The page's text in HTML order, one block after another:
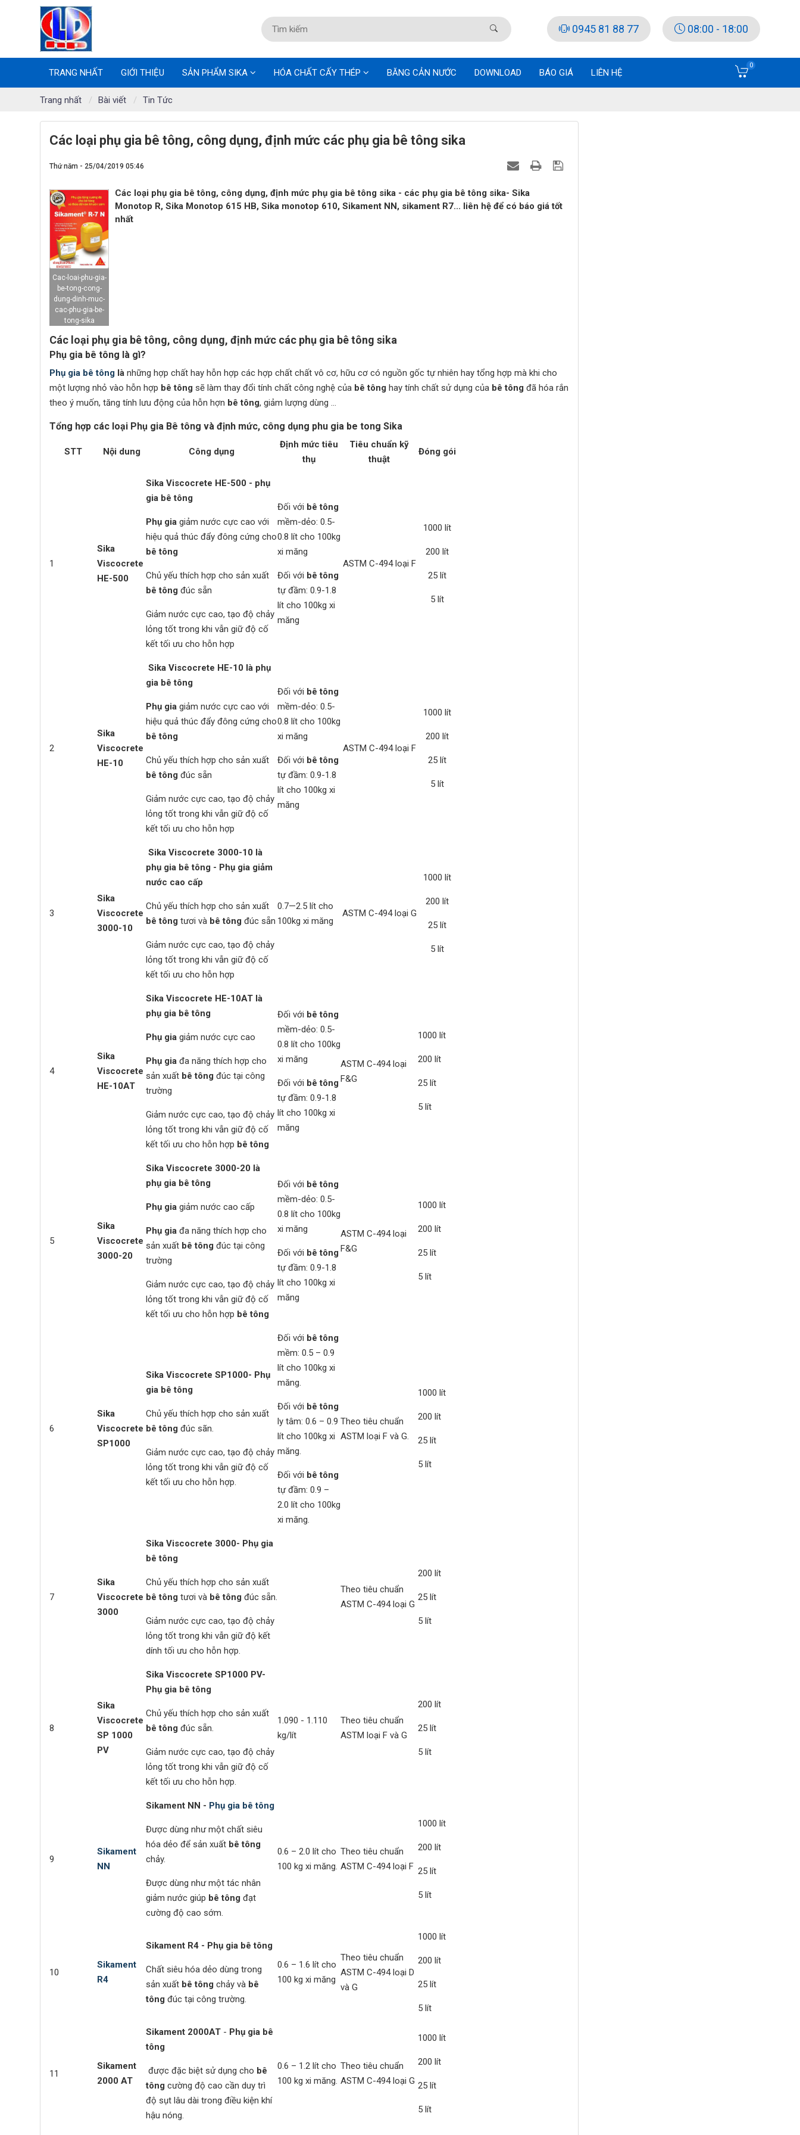
0945 81 88 77 08:00 - 18:00
TRANG NHẤT GIỚI THIỆU SẢN PHẨM SIKA HÓA CHẤT CẤY THÉP BĂNG CẢN NƯỚC DOWNLOAD BÁO GIÁ LIÊN HỆ
0
Trang nhất Bài viết Tin Tức
Các loại phụ gia bê tông, công dụng, định mức các phụ gia bê tông sika
Thứ năm - 25/04/2019 05:46
Cac-loai-phu-gia-
be-tong-cong-
dung-dinh-muc-
cac-phu-gia-be-
tong-sika
Các loại phụ gia bê tông, công dụng, định mức phụ gia bê tông sika - các phụ gia bê tông sika- Sika
Monotop R, Sika Monotop 615 HB, Sika monotop 610, Sikament NN, sikament R7... liên hệ để có báo giá tốt
nhất
Các loại phụ gia bê tông, công dụng, định mức các phụ gia bê tông sika
Phụ gia bê tông là gì?
Phụ gia bê tông là những hợp chất hay hỗn hợp các hợp chất chất vô cơ, hữu cơ có nguồn gốc tự nhiên hay tổng hợp mà khi cho
một lượng nhỏ vào hỗn hợp bê tông sẽ làm thay đổi tính chất công nghệ của bê tông hay tính chất sử dụng của bê tông đã hóa rắn
theo ý muốn, tăng tính lưu động của hỗn hợn bê tông, giảm lượng dùng ...
Tổng hợp các loại Phụ gia Bê tông và định mức, công dụng phu gia be tong Sika
STT Nội dung Công dụng
Định mức tiêu
thụ
Tiêu chuẩn kỹ
thuật
Đóng gói
1
Sika
Viscocrete
HE-500
Sika Viscocrete HE-500 - phụ
gia bê tông
Phụ gia giảm nước cực cao với
hiệu quả thúc đẩy đông cứng cho
bê tông
Chủ yếu thích hợp cho sản xuất
bê tông đúc sẵn
Giảm nước cực cao, tạo độ chảy
lỏng tốt trong khi vẫn giữ độ cố
kết tối ưu cho hỗn hợp
Đối với bê tông
mềm-dẻo: 0.5-
0.8 lít cho 100kg
xi măng
Đối với bê tông
tự đầm: 0.9-1.8
lít cho 100kg xi
măng
ASTM C-494 loại F
1000 lít
200 lít
25 lít
5 lít
2
Sika
Viscocrete
HE-10
Sika Viscocrete HE-10 là phụ
gia bê tông
Phụ gia giảm nước cực cao với
hiệu quả thúc đẩy đông cứng cho
bê tông
Chủ yếu thích hợp cho sản xuất
bê tông đúc sẵn
Giảm nước cực cao, tạo độ chảy
lỏng tốt trong khi vẫn giữ độ cố
kết tối ưu cho hỗn hợp
Đối với bê tông
mềm-dẻo: 0.5-
0.8 lít cho 100kg
xi măng
Đối với bê tông
tự đầm: 0.9-1.8
lít cho 100kg xi
măng
ASTM C-494 loại F
1000 lít
200 lít
25 lít
5 lít
3
Sika
Viscocrete
3000-10
Sika Viscocrete 3000-10 là
phụ gia bê tông - Phụ gia giảm
nước cao cấp
Chủ yếu thích hợp cho sản xuất
bê tông tươi và bê tông đúc sẵn
Giảm nước cực cao, tạo độ chảy
lỏng tốt trong khi vẫn giữ độ cố
kết tối ưu cho hỗn hợp
0.7—2.5 lít cho
100kg xi măng
ASTM C-494 loại G
1000 lít
200 lít
25 lít
5 lít
4
Sika
Viscocrete
HE-10AT
Sika Viscocrete HE-10AT là
phụ gia bê tông
Phụ gia giảm nước cực cao
Phụ gia đa năng thích hợp cho
sản xuất bê tông đúc tại công
trường
Giảm nước cực cao, tạo độ chảy
lỏng tốt trong khi vẫn giữ độ cố
kết tối ưu cho hỗn hợp bê tông
Đối với bê tông
mềm-dẻo: 0.5-
0.8 lít cho 100kg
xi măng
Đối với bê tông
tự đầm: 0.9-1.8
lít cho 100kg xi
măng
ASTM C-494 loại
F&G
1000 lít
200 lít
25 lít
5 lít
5
Sika
Viscocrete
3000-20
Sika Viscocrete 3000-20 là
phụ gia bê tông
Phụ gia giảm nước cao cấp
Phụ gia đa năng thích hợp cho
sản xuất bê tông đúc tại công
trường
Giảm nước cực cao, tạo độ chảy
lỏng tốt trong khi vẫn giữ độ cố
kết tối ưu cho hỗn hợp bê tông
Đối với bê tông
mềm-dẻo: 0.5-
0.8 lít cho 100kg
xi măng
Đối với bê tông
tự đầm: 0.9-1.8
lít cho 100kg xi
măng
ASTM C-494 loại
F&G
1000 lít
200 lít
25 lít
5 lít
6
Sika
Viscocrete
SP1000
Sika Viscocrete SP1000- Phụ
gia bê tông
Chủ yếu thích hợp cho sản xuất
bê tông đúc sãn.
Giảm nước cực cao, tạo độ chảy
lỏng tốt trong khi vẫn giữ độ cố
kết tối ưu cho hỗn hợp.
Đối với bê tông
mềm: 0.5 – 0.9
lít cho 100kg xi
măng.
Đối với bê tông
ly tâm: 0.6 – 0.9
lít cho 100kg xi
măng.
Đối với bê tông
tự đầm: 0.9 –
2.0 lít cho 100kg
xi măng.
Theo tiêu chuẩn
ASTM loại F và G.
1000 lít
200 lít
25 lít
5 lít
7
Sika
Viscocrete
3000
Sika Viscocrete 3000- Phụ gia
bê tông
Chủ yếu thích hợp cho sản xuất
bê tông tươi và bê tông đúc sẵn.
Giảm nước cực cao, tạo độ chảy
lỏng tốt trong khi vẫn giữ độ kết
dính tối ưu cho hỗn hợp.
Theo tiêu chuẩn
ASTM C-494 loại G
200 lít
25 lít
5 lít
8
Sika
Viscocrete
SP 1000
PV
Sika Viscocrete SP1000 PV-
Phụ gia bê tông
Chủ yếu thích hợp cho sản xuất
bê tông đúc sẵn.
Giảm nước cực cao, tạo độ chảy
lỏng tốt trong khi vẫn giữ độ cố
kết tối ưu cho hỗn hợp.
1.090 - 1.110
kg/lít
Theo tiêu chuẩn
ASTM loại F và G
200 lít
25 lít
5 lít
9
Sikament
NN
Sikament NN - Phụ gia bê tông
Được dùng như một chất siêu
hóa dẻo để sản xuất bê tông
chảy.
Được dùng như một tác nhân
giảm nước giúp bê tông đạt
cường độ cao sớm.
0.6 – 2.0 lít cho
100 kg xi măng.
Theo tiêu chuẩn
ASTM C-494 loại F
1000 lít
200 lít
25 lít
5 lít
10
Sikament
R4
Sikament R4 - Phụ gia bê tông
Chất siêu hóa dẻo dùng trong
sản xuất bê tông chảy và bê
tông đúc tại công trường.
0.6 – 1.6 lít cho
100 kg xi măng
Theo tiêu chuẩn
ASTM C-494 loại D
và G
1000 lít
200 lít
25 lít
5 lít
11
Sikament
2000 AT
Sikament 2000AT - Phụ gia bê
tông
được đặc biệt sử dụng cho bê
tông cường độ cao cần duy trì
độ sụt lâu dài trong điều kiện khí
hậu nóng.
0.6 – 1.2 lít cho
100 kg xi măng.
Theo tiêu chuẩn
ASTM C-494 loại G
1000 lít
200 lít
25 lít
5 lít